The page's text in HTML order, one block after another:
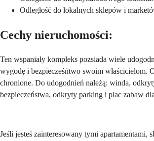
Odległość do lokalnych sklepów i
Cechy nieruchomości:
Ten wspaniały kompleks pozsiada wiele
wygodę i bezpiecześńtwo swoim właścicielom.
chronione. Do udogodnień należą: winda,
bezpieczeństwa, odkryty parking i plac zabaw
Jeśli jesteś zainteresowany tymi apartamentami,